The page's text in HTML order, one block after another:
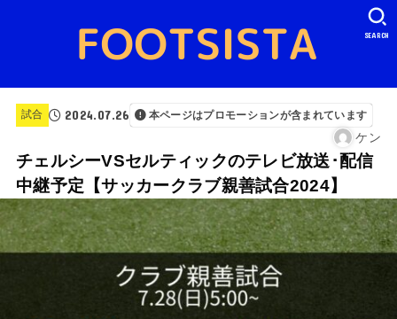
SEARCH
試合 2024.07.26 本ページはプロモーションが含まれています
ケン
チェルシーVSセルティックのテレビ放送･配信
中継予定【サッカークラブ親善試合2024】